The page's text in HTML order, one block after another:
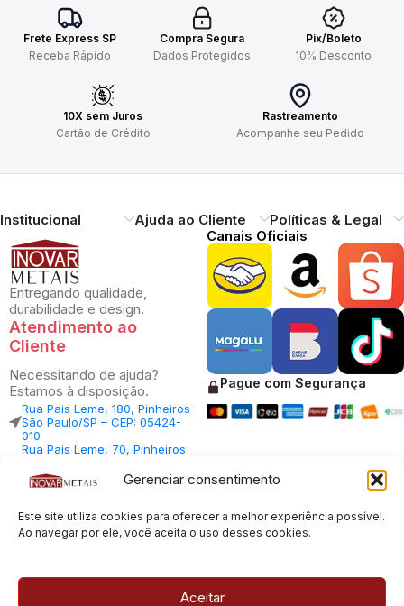
Gerenciar consentimento
Este site utiliza cookies para oferecer a melhor experiência possível.
Ao navegar por ele, você aceita o uso desses cookies.
Aceitar
Frete Express SP
Receba Rápido
Compra Segura
Dados Protegidos
Pix/Boleto
10% Desconto
10X sem Juros
Cartão de Crédito
Rastreamento
Acompanhe seu Pedido
Institucional Ajuda ao Cliente Políticas & Legal
Entregando qualidade,
durabilidade e design.
Atendimento ao
Cliente
Necessitando de ajuda?
Estamos à disposição.
Rua Pais Leme, 180, Pinheiros
São Paulo/SP – CEP: 05424-
010
Rua Pais Leme, 70, Pinheiros
010
Central Vendas: (11) 98812-
Central Atendimento: (11)
94535-7237
Canais Oficiais
Pague com Segurança